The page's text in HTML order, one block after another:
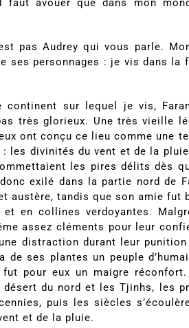
faut avouer que dans mon
pas Audrey qui vous parle.
ses personnages : je vis dans la
sur lequel je vis,
très glorieux. Une très vieille
ont conçu ce lieu comme une
les divinités du vent et de la
les pires délits dès
exilé dans la partie nord de
austère, tandis que son amie fut
en collines verdoyantes.
assez cléments pour leur
distraction durant leur punition
de ses plantes un peuple
pour eux un maigre réconfort.
du nord et les Tjinhs, les
puis les siècles
et de la pluie.